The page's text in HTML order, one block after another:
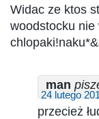
Widac ze ktos
woodstocku
man
24 lutego
przecież